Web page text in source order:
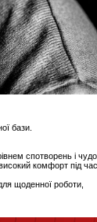
бази.
спотворень і
комфорт під
щоденної роботи,